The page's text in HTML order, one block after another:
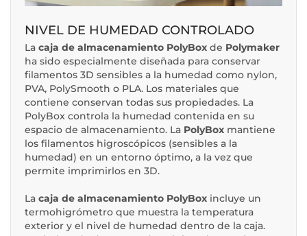
NIVEL DE HUMEDAD CONTROLADO
La caja de almacenamiento PolyBox de Polymaker
ha sido especialmente diseñada para conservar
filamentos 3D sensibles a la humedad como nylon,
PVA, PolySmooth o PLA. Los materiales que
contiene conservan todas sus propiedades. La
PolyBox controla la humedad contenida en su
espacio de almacenamiento. La PolyBox mantiene
los filamentos higroscópicos (sensibles a la
humedad) en un entorno óptimo, a la vez que
permite imprimirlos en 3D.
La caja de almacenamiento PolyBox incluye un
termohigrómetro que muestra la temperatura
exterior y el nivel de humedad dentro de la caja.